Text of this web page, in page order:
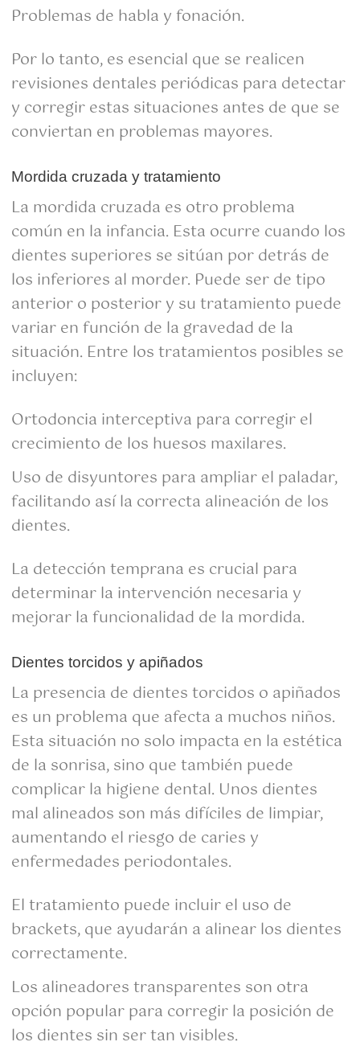
Problemas de habla y fonación.
Por lo tanto, es esencial que se realicen
revisiones dentales periódicas para detectar
y corregir estas situaciones antes de que se
conviertan en problemas mayores.
Mordida cruzada y tratamiento
La mordida cruzada es otro problema
común en la infancia. Esta ocurre cuando los
dientes superiores se sitúan por detrás de
los inferiores al morder. Puede ser de tipo
anterior o posterior y su tratamiento puede
variar en función de la gravedad de la
situación. Entre los tratamientos posibles se
incluyen:
Ortodoncia interceptiva para corregir el
crecimiento de los huesos maxilares.
Uso de disyuntores para ampliar el paladar,
facilitando así la correcta alineación de los
dientes.
La detección temprana es crucial para
determinar la intervención necesaria y
mejorar la funcionalidad de la mordida.
Dientes torcidos y apiñados
La presencia de dientes torcidos o apiñados
es un problema que afecta a muchos niños.
Esta situación no solo impacta en la estética
de la sonrisa, sino que también puede
complicar la higiene dental. Unos dientes
mal alineados son más difíciles de limpiar,
aumentando el riesgo de caries y
enfermedades periodontales.
El tratamiento puede incluir el uso de
brackets, que ayudarán a alinear los dientes
correctamente.
Los alineadores transparentes son otra
opción popular para corregir la posición de
los dientes sin ser tan visibles.